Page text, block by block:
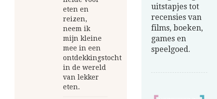
eten en
reizen,
neem ik
mijn kleine
mee in een
ontdekkingstocht
in de wereld
van lekker
eten.
uitstapjes tot
recensies van
films, boeken,
games en
speelgoed.